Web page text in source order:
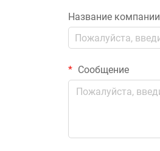
Название компании
Сообщение